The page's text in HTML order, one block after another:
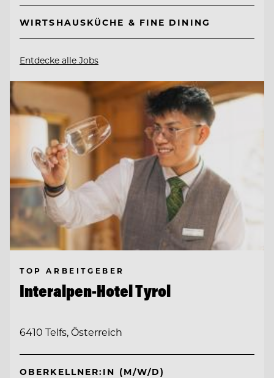
WIRTSHAUSKÜCHE & FINE DINING
Entdecke alle Jobs
TOP ARBEITGEBER
Interalpen-Hotel Tyrol
6410 Telfs, Österreich
OBERKELLNER:IN (M/W/D)